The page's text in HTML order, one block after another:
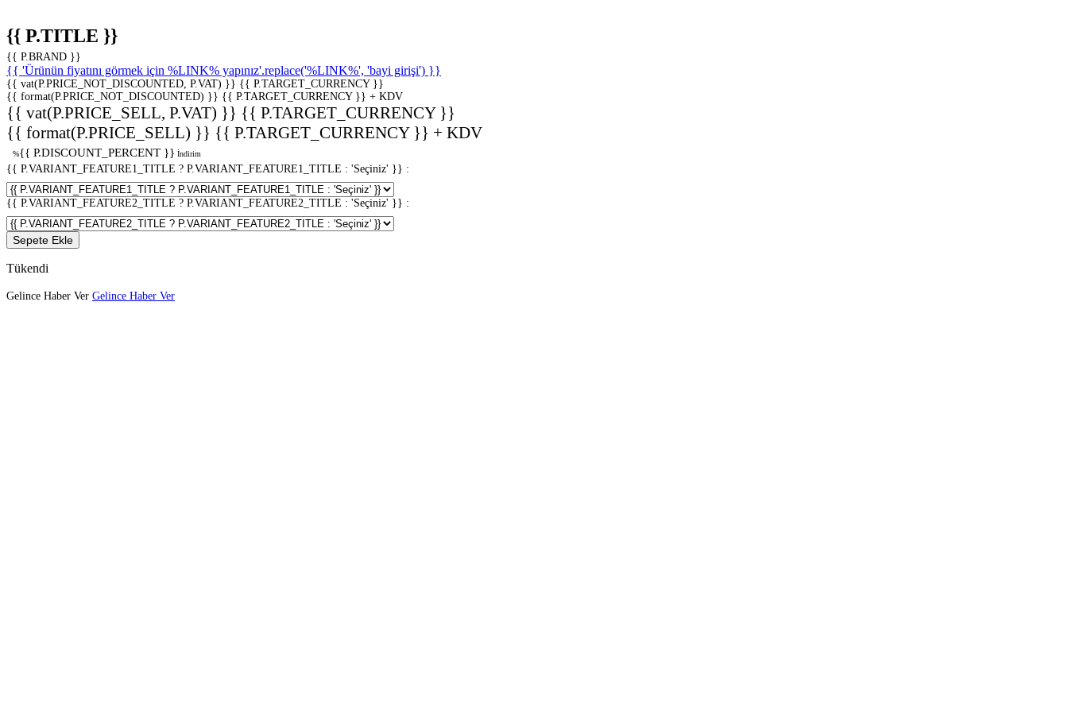
{{ P.TITLE }}
{{ P.BRAND }}
{{ 'Ürünün fiyatını görmek için %LINK% yapınız'.replace('%LINK%', 'bayi girişi') }}
{{ vat(P.PRICE_NOT_DISCOUNTED, P.VAT) }} {{ P.TARGET_CURRENCY }}
{{ format(P.PRICE_NOT_DISCOUNTED) }} {{ P.TARGET_CURRENCY }} + KDV
{{ vat(P.PRICE_SELL, P.VAT) }} {{ P.TARGET_CURRENCY }}
{{ format(P.PRICE_SELL) }} {{ P.TARGET_CURRENCY }} + KDV
%{{ P.DISCOUNT_PERCENT }} İndirim
{{ P.VARIANT_FEATURE1_TITLE ? P.VARIANT_FEATURE1_TITLE : 'Seçiniz' }} :
{{ P.VARIANT_FEATURE2_TITLE ? P.VARIANT_FEATURE2_TITLE : 'Seçiniz' }} :
Sepete Ekle
Tükendi
Gelince Haber Ver Gelince Haber Ver